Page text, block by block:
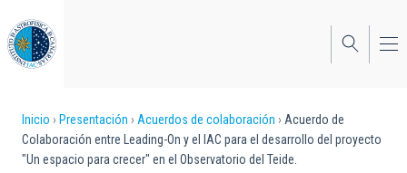
al
contenido
principal
Sobrescribir
enlaces
Inicio Presentación Acuerdos de colaboración
Acuerdo de
Colaboración entre Leading-On y el IAC para el desarrollo del proyecto
"Un espacio para crecer" en el Observatorio del Teide.